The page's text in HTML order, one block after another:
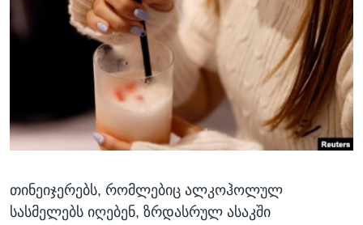
ᲡᲢᲣᲓᲘᲐ ᲕᲐᲨᲘᲜᲒᲢᲝᲜᲘ
ᲔᲙᲝᲜᲝᲛᲘᲙᲐ
ᲯᲐᲜᲛᲠᲗᲔᲚᲝᲑᲐ
ᲙᲣᲚᲢᲣᲠᲐ
ᲓᲔᲖᲘᲜᲤᲝᲠᲛᲐᲪᲘᲐ
Learning English
ᲗᲕᲐᲚᲘ ᲒᲕᲐᲓᲔᲕᲜᲔᲗ
ენები
თინეიჯერებს, რომლებიც ალკოჰოლულ
სასმელებს იღებენ, ზრდასრულ ასაკში